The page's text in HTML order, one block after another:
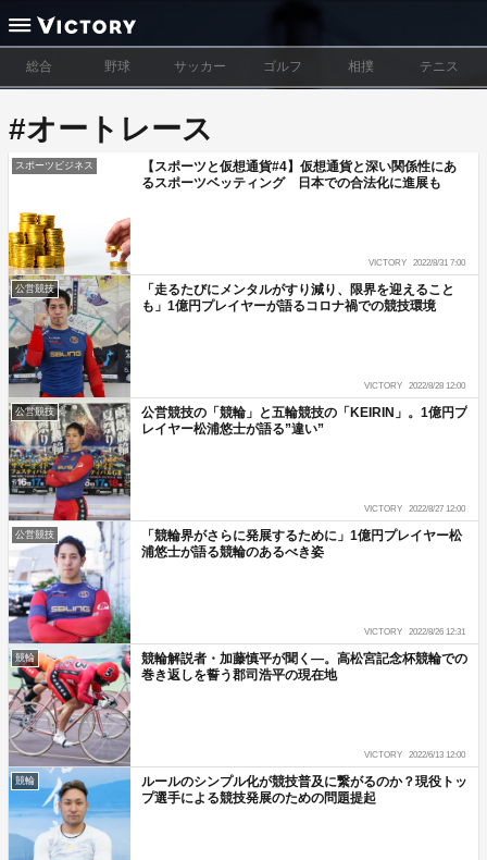
総合 野球 サッカー ゴルフ 相撲 テニス
#オートレース
スポーツビジネス
【スポーツと仮想通貨#4】仮想通貨と深い関係性にあ
るスポーツベッティング 日本での合法化に進展も
VICTORY 2022/8/31 7:00
公営競技
「走るたびにメンタルがすり減り、限界を迎えること
も」1億円プレイヤーが語るコロナ禍での競技環境
VICTORY 2022/8/28 12:00
公営競技
公営競技の「競輪」と五輪競技の「KEIRIN」。1億円プ
レイヤー松浦悠士が語る”違い”
VICTORY 2022/8/27 12:00
公営競技
「競輪界がさらに発展するために」1億円プレイヤー松
浦悠士が語る競輪のあるべき姿
VICTORY 2022/8/26 12:31
競輪
競輪解説者・加藤慎平が聞く―。高松宮記念杯競輪での
巻き返しを誓う郡司浩平の現在地
VICTORY 2022/6/13 12:00
競輪
ルールのシンプル化が競技普及に繋がるのか？現役トッ
プ選手による競技発展のための問題提起